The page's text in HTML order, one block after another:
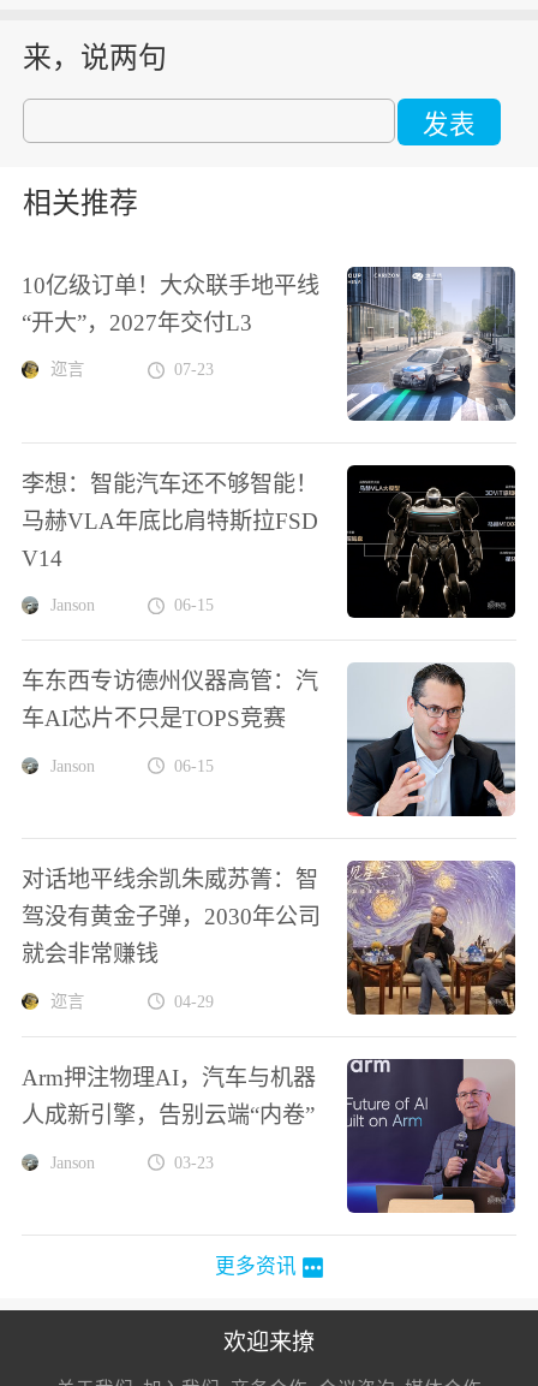
来，说两句
发表
相关推荐
10亿级订单！大众联手地平线
“开大”，2027年交付L3
迩言 07-23
李想：智能汽车还不够智能！
马赫VLA年底比肩特斯拉FSD
V14
Janson 06-15
车东西专访德州仪器高管：汽
车AI芯片不只是TOPS竞赛
Janson 06-15
对话地平线余凯朱威苏箐：智
驾没有黄金子弹，2030年公司
就会非常赚钱
迩言 04-29
Arm押注物理AI，汽车与机器
人成新引擎，告别云端“内卷”
Janson 03-23
更多资讯
欢迎来撩